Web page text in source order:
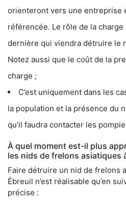
orienteront vers une entreprise
référencée. Le rôle de la
dernière qui viendra détruire le
Notez aussi que le coût de la
charge ;
C’est uniquement dans les
la population et la présence du
qu’il faudra contacter les
À quel moment est-il plus
les nids de frelons asiatiques
Faire détruire un nid de frelons
Ébreuil n’est réalisable qu’en
précise :